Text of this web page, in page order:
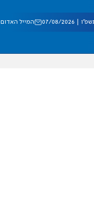
08/2026 המייל האדום